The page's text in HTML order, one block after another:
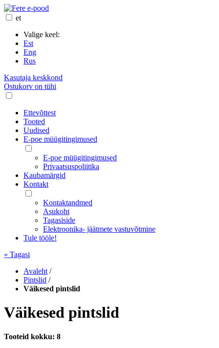
et
Valige keel:
Est
Eng
Rus
Kasutaja keskkond
Ostukorv on tühi
Ettevõttest
Tooted
Uudised
E-poe müügitingimused
E-poe müügitingimused
Privaatsuspoliitika
Kaubamärgid
Kontakt
Kontaktandmed
Asukoht
Tagasiside
Elektroonika- jäätmete vastuvõtmine
Tule tööle!
« Tagasi
Avaleht /
Pintslid /
Väikesed pintslid
Väikesed pintslid
Tooteid kokku: 8